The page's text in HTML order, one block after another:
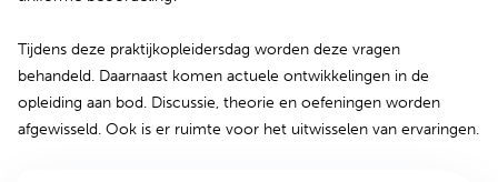
Tijdens deze praktijkopleidersdag worden deze vragen
behandeld. Daarnaast komen actuele ontwikkelingen in de
opleiding aan bod. Discussie, theorie en oefeningen worden
afgewisseld. Ook is er ruimte voor het uitwisselen van ervaringen.